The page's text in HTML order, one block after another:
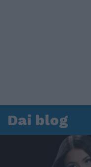
Dai blog